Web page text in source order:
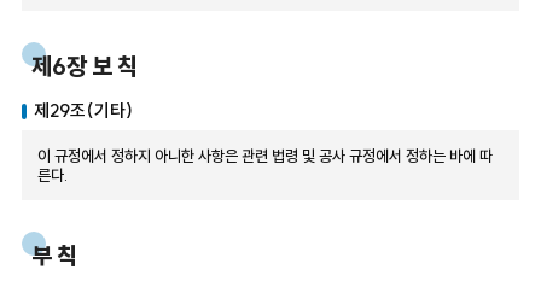
제6장 보 칙
제29조(기타)
이 규정에서 정하지 아니한 사항은 관련 법령 및 공사 규정에서 정하는 바에 따
른다.
부 칙